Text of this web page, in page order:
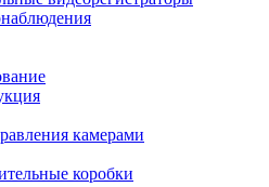
камерами
коробки